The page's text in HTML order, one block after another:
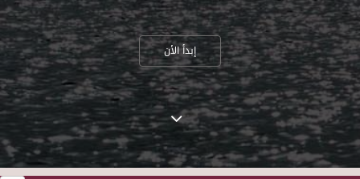
إبدأ الأن